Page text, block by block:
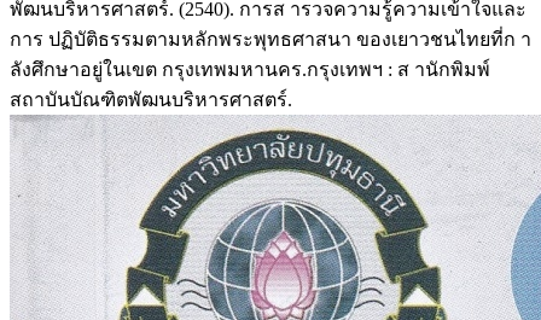
พัฒนบริหารศาสตร์. (2540). การส ารวจความรู้ความเข้าใจและ
การ ปฏิบัติธรรมตามหลักพระพุทธศาสนา ของเยาวชนไทยที่ก า
ลังศึกษาอยู่ในเขต กรุงเทพมหานคร.กรุงเทพฯ : ส านักพิมพ์
สถาบันบัณฑิตพัฒนบริหารศาสตร์.